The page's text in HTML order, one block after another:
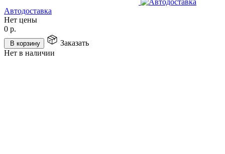
Автодоставка
Нет цены
0 р.
В корзину
Заказать
Нет в наличии